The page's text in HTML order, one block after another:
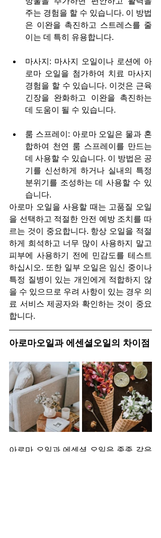
주는 경험을 할 수 있습니다. 이 방법
은 이완을 촉진하고 스트레스를 줄
이는 데 특히 유용합니다.
마사지: 마사지 오일이나 로션에 아
로마 오일을 첨가하여 치료 마사지
경험을 할 수 있습니다. 이것은 근육
긴장을 완화하고 이완을 촉진하는
데 도움이 될 수 있습니다.
룸 스프레이: 아로마 오일은 물과 혼
합하여 천연 룸 스프레이를 만드는
데 사용할 수 있습니다. 이 방법은 공
기를 신선하게 하거나 실내의 특정
분위기를 조성하는 데 사용할 수 있
습니다.
아로마 오일을 사용할 때는 고품질 오일
을 선택하고 적절한 안전 예방 조치를 따
르는 것이 중요합니다. 항상 오일을 적절
하게 희석하고 너무 많이 사용하지 말고
피부에 사용하기 전에 민감도를 테스트
하십시오. 또한 일부 오일은 임신 중이나
특정 질병이 있는 개인에게 적합하지 않
을 수 있으므로 우려 사항이 있는 경우 의
료 서비스 제공자와 확인하는 것이 중요
합니다.
아로마오일과 에센셜오일의 차이점
아로마 오일과 에센셜 오일은 종종 같은